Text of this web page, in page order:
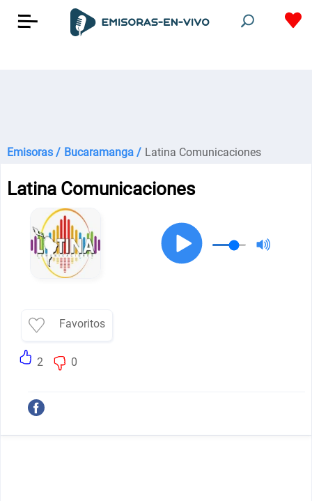
Emisoras / Bucaramanga / Latina Comunicaciones
Latina Comunicaciones
Favoritos
2 0